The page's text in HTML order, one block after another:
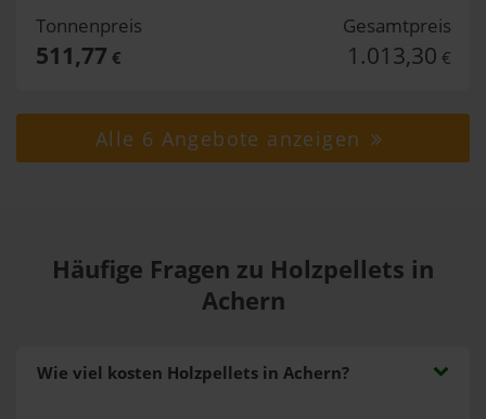
Tonnenpreis
511,77 €
Gesamtpreis
1.013,30 €
Alle 6 Angebote anzeigen
Häufige Fragen zu Holzpellets in
Achern
Wie viel kosten Holzpellets in Achern?